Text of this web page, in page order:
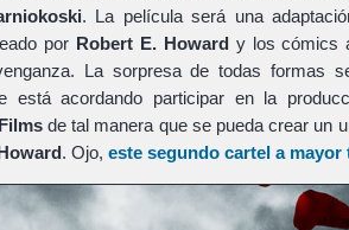
. La película será una
por Robert E. Howardy los cómics
La sorpresa de todas formas
está acordando participar en la
de tal manera que se pueda crear un
. Ojo, este segundo cartel a mayor